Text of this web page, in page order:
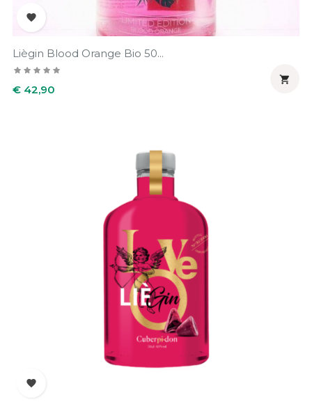

Liègin Blood Orange Bio 50...
Prijs
€ 42,90

